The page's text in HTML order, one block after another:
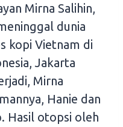
Mirna Salihin,
dunia
kopi Vietnam di
Jakarta
Mirna
Hanie dan
Hasil otopsi oleh